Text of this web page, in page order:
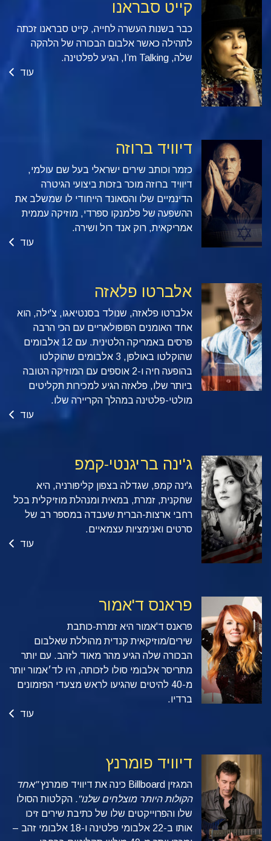
קייט סבראנו
כבר בשנות העשרה לחייה, קייט סבראנו זכתה
לתהילה כאשר אלבום הבכורה של הלהקה
שלה, I’m Talking, הגיע לפלטינה.
עוד
דיוויד ברוזה
כזמר וכותב שירים ישראלי בעל שם עולמי,
דיוויד ברוזה מוכר בזכות ביצועי הגיטרה
הדינמיים שלו והסאונד הייחודי לו שמשלב את
ההשפעה של פלמנקו ספרדי, מוזיקה עממית
אמריקאית, רוק אנד רול ושירה.
עוד
אלברטו פלאזה
אלברטו פלאזה, שנולד בסנטיאגו, צ'ילה, הוא
אחד האומנים הפופולאריים עם הכי הרבה
פרסים באמריקה הלטינית. עם 12 אלבומים
שהוקלטו באולפן, 3 אלבומים שהוקלטו
בהופעה חיה ו-2 אוספים עם המוזיקה הטובה
ביותר שלו, פלאזה הגיע למכירות תקליטים
מולטי-פלטינה במהלך הקריירה שלו.
עוד
ג'ינה בריגנטי-קמפ
ג'ינה קמפ, שגדלה בצפון קליפורניה, היא
שחקנית, זמרת, במאית ומנהלת מוזיקלית בכל
רחבי ארצות-הברית שעבדה במספר רב של
סרטים ואנימציות עצמאיים.
עוד
פראנס ד'אמור
פראנס ד'אמור היא זמרת-כותבת
שירים/מוזיקאית קנדית מהוללת שאלבום
הבכורה שלה הגיע מהר מאוד לזהב. עם יותר
מתריסר אלבומי סולו לזכותה, היו לד׳אמור יותר
מ-40 להיטים שהגיעו לראש מצעדי הפזמונים
ברדיו.
עוד
דיוויד פומרנץ
המגזין Billboard כינה את דיוויד פומרנץ"אחד
הקולות היותר מוצלחים שלנו". הקלטות הסולו
שלו והפרוייקטים שלו של כתיבת שירים זיכו
אותו ב-22 אלבומי פלטינה ו-18 אלבומי זהב –